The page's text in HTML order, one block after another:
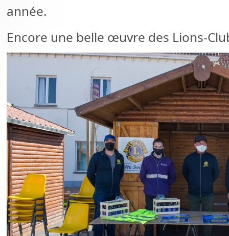
année.
Encore une belle œuvre des Lions-